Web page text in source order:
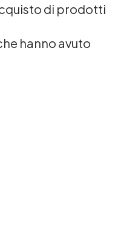
di prodotti
hanno avuto